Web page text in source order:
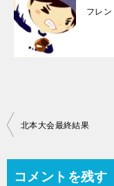
フレ
投
北本大会最終結果
コメントを残す